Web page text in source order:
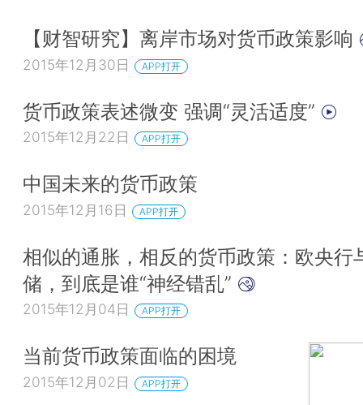
【财智研究】离岸市场对货币政策影响
2015年12月30日 APP打开
货币政策表述微变 强调“灵活适度”
2015年12月22日 APP打开
中国未来的货币政策
2015年12月16日 APP打开
相似的通胀，相反的货币政策：欧央行
储，到底是谁“神经错乱”
2015年12月04日 APP打开
当前货币政策面临的困境
2015年12月02日 APP打开